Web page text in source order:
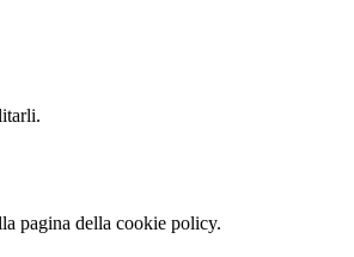
pagina della cookie policy.